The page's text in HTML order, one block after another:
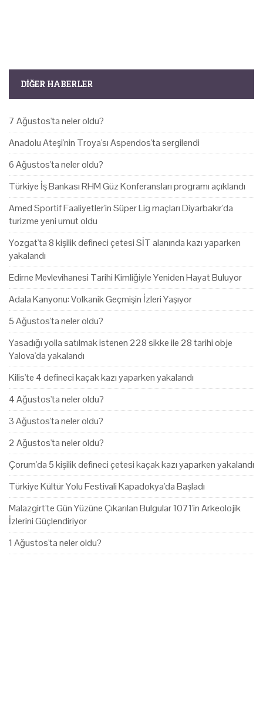
DIĞER HABERLER
7 Ağustos'ta neler oldu?
Anadolu Ateşi'nin Troya'sı Aspendos'ta sergilendi
6 Ağustos'ta neler oldu?
Türkiye İş Bankası RHM Güz Konferansları programı açıklandı
Amed Sportif Faaliyetler'in Süper Lig maçları Diyarbakır'da
turizme yeni umut oldu
Yozgat'ta 8 kişilik defineci çetesi SİT alanında kazı yaparken
yakalandı
Edirne Mevlevihanesi Tarihi Kimliğiyle Yeniden Hayat Buluyor
Adala Kanyonu: Volkanik Geçmişin İzleri Yaşıyor
5 Ağustos'ta neler oldu?
Yasadığı yolla satılmak istenen 228 sikke ile 28 tarihi obje
Yalova'da yakalandı
Kilis'te 4 defineci kaçak kazı yaparken yakalandı
4 Ağustos'ta neler oldu?
3 Ağustos'ta neler oldu?
2 Ağustos'ta neler oldu?
Çorum'da 5 kişilik defineci çetesi kaçak kazı yaparken yakalandı
Türkiye Kültür Yolu Festivali Kapadokya'da Başladı
Malazgirt'te Gün Yüzüne Çıkarılan Bulgular 1071'in Arkeolojik
İzlerini Güçlendiriyor
1 Ağustos'ta neler oldu?